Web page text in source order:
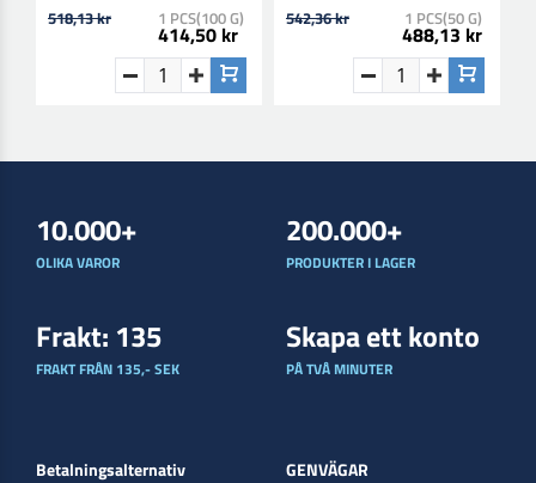
518,13 kr 1 PCS(100 G)
414,50 kr
542,36 kr 1 PCS(50 G)
488,13 kr
10.000+
OLIKA VAROR
200.000+
PRODUKTER I LAGER
Frakt: 135
FRAKT FRÅN 135,- SEK
Skapa ett konto
PÅ TVÅ MINUTER
Betalningsalternativ GENVÄGAR